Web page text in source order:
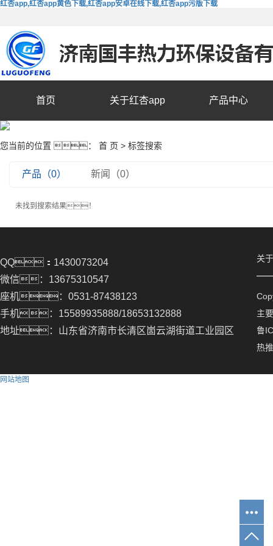
红杏app,红杏app黄色下载,红杏app安卓在线下载,红杏app污版下载
首页 关于红杏app 产品中心
您当前的位置 ： 首 页 > 标签搜索
产品（0） 新闻（0）
未找到搜索结果！
QQ：1430073204
微信：13675310547
座机：0531-87438123
手机：15589935888/18653132888
地址：山东省济南市长清区崮云湖街道工业园区
关
主
鲁
热
网站地图